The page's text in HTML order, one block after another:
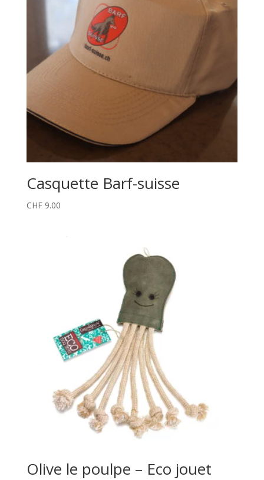
Casquette Barf-suisse
CHF9.00
Olive le poulpe – Eco jouet